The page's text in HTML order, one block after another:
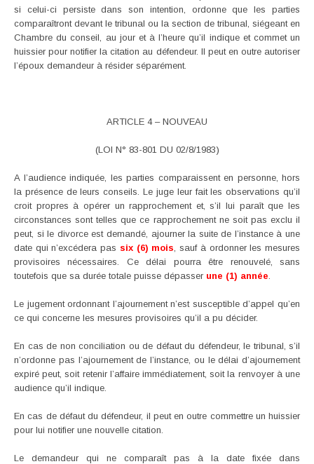
si celui-ci persiste dans son intention, ordonne que les parties
comparaîtront devant le tribunal ou la section de tribunal, siégeant en
Chambre du conseil, au jour et à l’heure qu’il indique et commet un
huissier pour notifier la citation au défendeur. Il peut en outre autoriser
l’époux demandeur à résider séparément.
ARTICLE 4 – NOUVEAU
(LOI N° 83-801 DU 02/8/1983)
A l’audience indiquée, les parties comparaissent en personne, hors
la présence de leurs conseils. Le juge leur fait les observations qu’il
croit propres à opérer un rapprochement et, s’il lui paraît que les
circonstances sont telles que ce rapprochement ne soit pas exclu il
peut, si le divorce est demandé, ajourner la suite de l’instance à une
date qui n’excédera pas six (6) mois , sauf à ordonner les mesures
provisoires nécessaires. Ce délai pourra être renouvelé, sans
toutefois que sa durée totale puisse dépasser une (1) année
Le jugement ordonnant l’ajournement n’est susceptible d’appel qu’en
ce qui concerne les mesures provisoires qu’il a pu décider.
En cas de non conciliation ou de défaut du défendeur, le tribunal, s’il
n’ordonne pas l’ajournement de l’instance, ou le délai d’ajournement
expiré peut, soit retenir l’affaire immédiatement, soit la renvoyer à une
audience qu’il indique.
En cas de défaut du défendeur, il peut en outre commettre un huissier
pour lui notifier une nouvelle citation.
Le demandeur qui ne comparaît pas à la date fixée dans